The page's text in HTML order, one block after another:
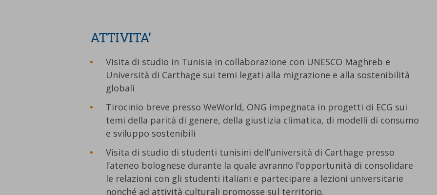
ATTIVITA’
Visita di studio in Tunisia in collaborazione con UNESCO Maghreb e
Università di Carthage sui temi legati alla migrazione e alla sostenibilità
globali
Tirocinio breve presso WeWorld, ONG impegnata in progetti di ECG sui
temi della parità di genere, della giustizia climatica, di modelli di consumo
e sviluppo sostenibili
Visita di studio di studenti tunisini dell’università di Carthage presso
l’ateneo bolognese durante la quale avranno l’opportunità di consolidare
le relazioni con gli studenti italiani e partecipare a lezioni universitarie
nonché ad attività culturali promosse sul territorio.